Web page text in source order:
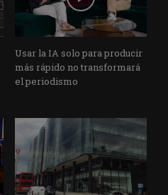
Usar la IA solo para producir
más rápido no transformará
el periodismo